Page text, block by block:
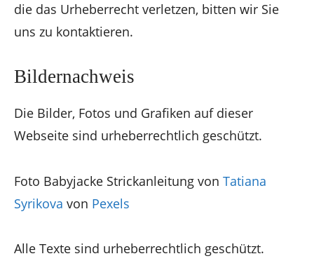
die das Urheberrecht verletzen, bitten wir Sie
uns zu kontaktieren.
Bildernachweis
Die Bilder, Fotos und Grafiken auf dieser
Webseite sind urheberrechtlich geschützt.
Foto Babyjacke Strickanleitung von Tatiana
Syrikova von Pexels
Alle Texte sind urheberrechtlich geschützt.